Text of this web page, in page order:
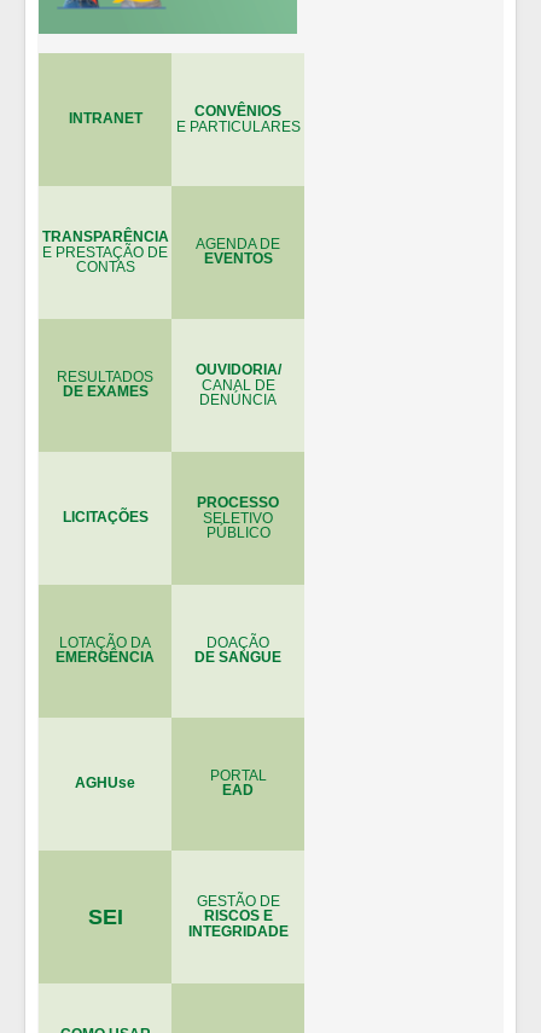
INTRANET CONVÊNIOS
E PARTICULARES
TRANSPARÊNCIA
E PRESTAÇÃO DE
CONTAS
AGENDA DE
EVENTOS
RESULTADOS
DE EXAMES
OUVIDORIA/
CANAL DE
DENÚNCIA
LICITAÇÕES
PROCESSO
SELETIVO
PÚBLICO
LOTAÇÃO DA
EMERGÊNCIA
DOAÇÃO
DE SANGUE
AGHUse PORTAL
EAD
SEI
GESTÃO DE
RISCOS E
INTEGRIDADE